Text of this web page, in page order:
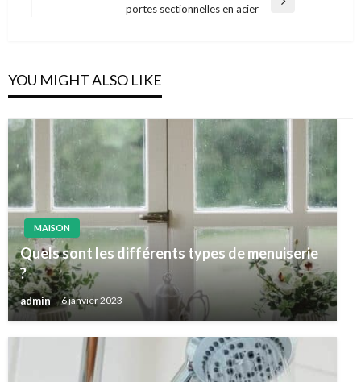
portes sectionnelles en acier
YOU MIGHT ALSO LIKE
MAISON
Quels sont les différents types de menuiserie
?
admin 6 janvier 2023